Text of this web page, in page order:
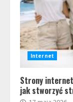
Internet
Strony
jak stworzyć